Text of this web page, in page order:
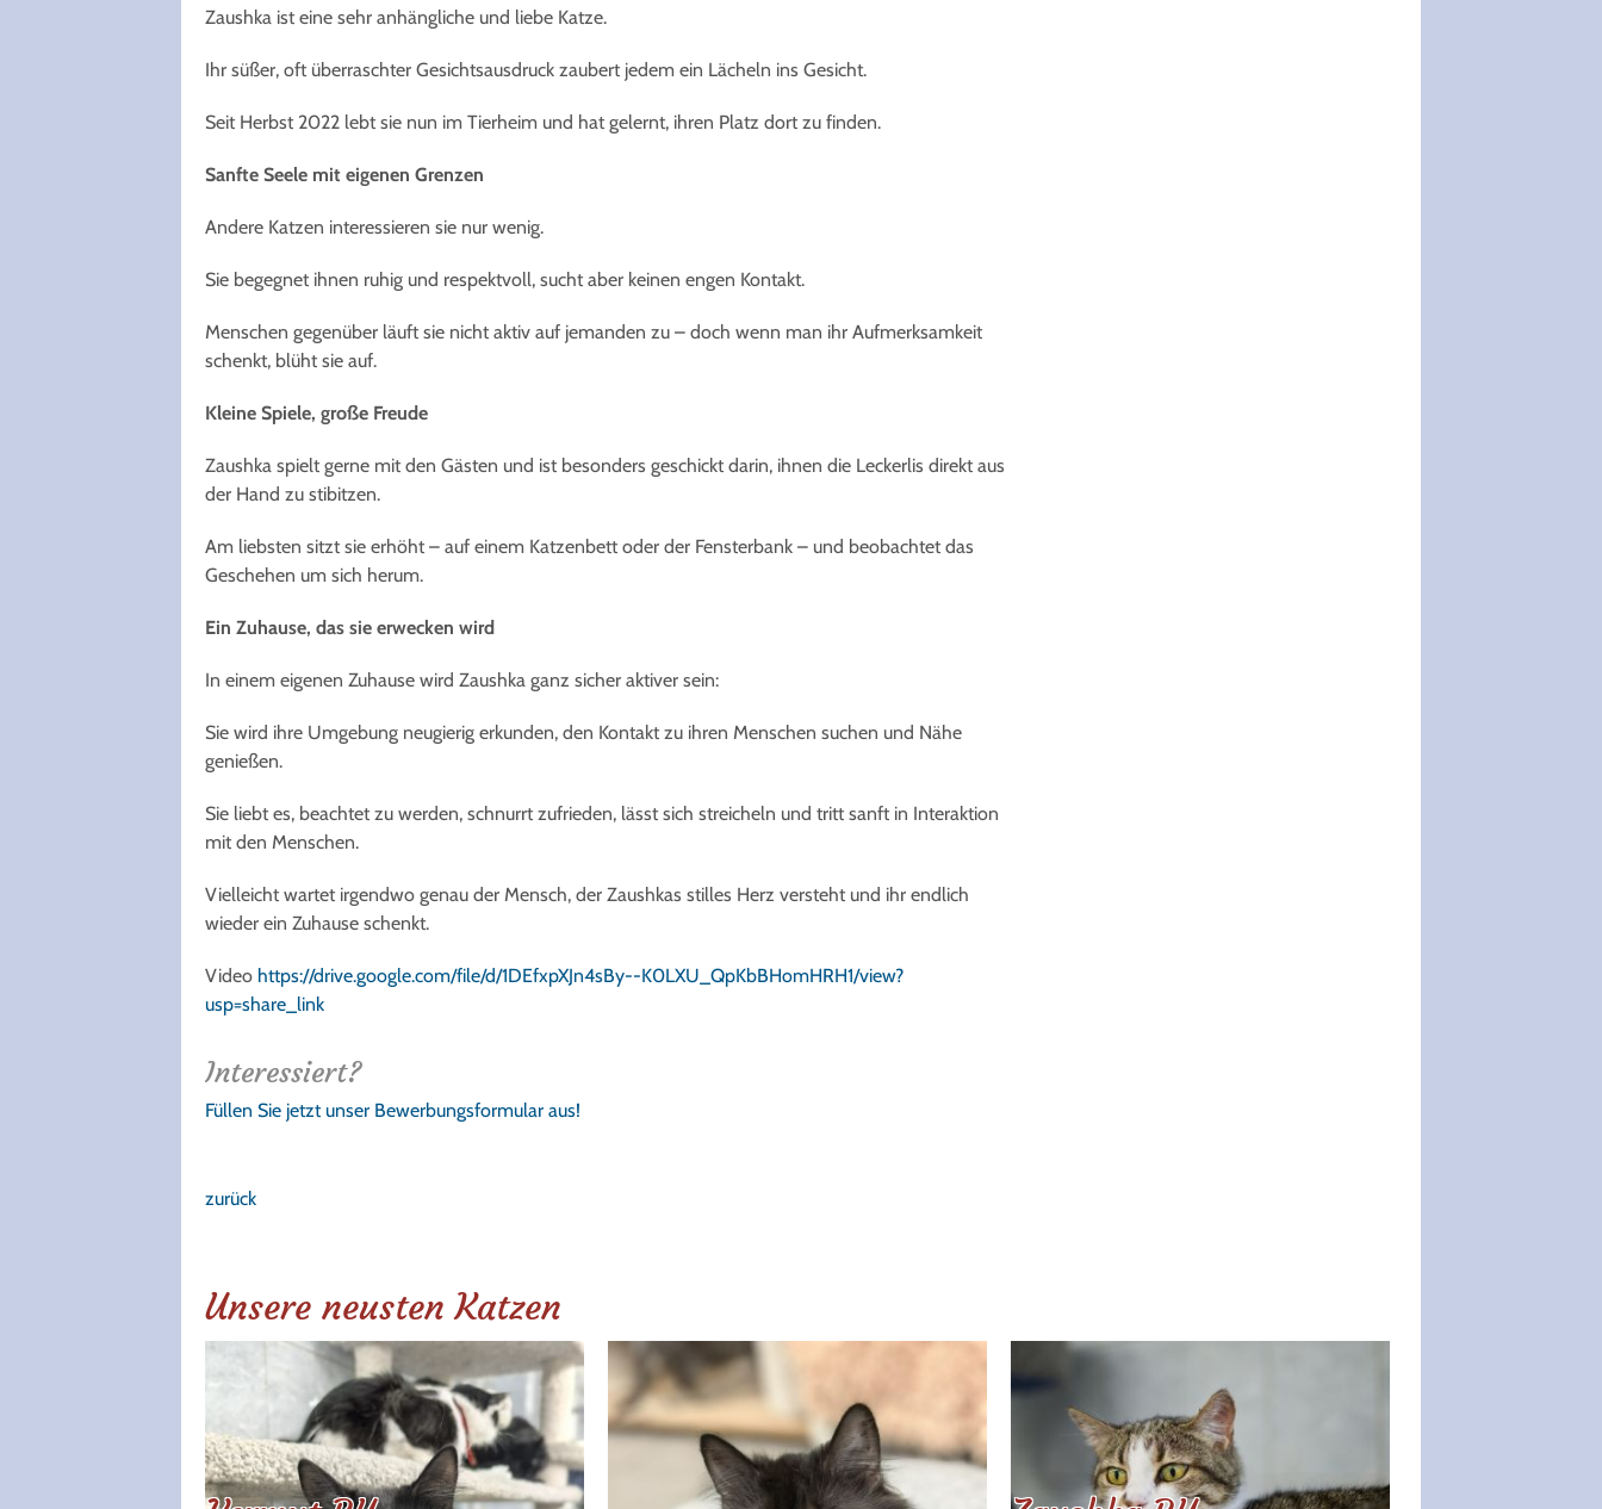
Zaushka ist eine sehr anhängliche und liebe Katze.
Ihr süßer, oft überraschter Gesichtsausdruck zaubert jedem ein Lächeln ins Gesicht.
Seit Herbst 2022 lebt sie nun im Tierheim und hat gelernt, ihren Platz dort zu finden.
Sanfte Seele mit eigenen Grenzen
Andere Katzen interessieren sie nur wenig.
Sie begegnet ihnen ruhig und respektvoll, sucht aber keinen engen Kontakt.
Menschen gegenüber läuft sie nicht aktiv auf jemanden zu – doch wenn man ihr Aufmerksamkeit
schenkt, blüht sie auf.
Kleine Spiele, große Freude
Zaushka spielt gerne mit den Gästen und ist besonders geschickt darin, ihnen die Leckerlis direkt aus
der Hand zu stibitzen.
Am liebsten sitzt sie erhöht – auf einem Katzenbett oder der Fensterbank – und beobachtet das
Geschehen um sich herum.
Ein Zuhause, das sie erwecken wird
In einem eigenen Zuhause wird Zaushka ganz sicher aktiver sein:
Sie wird ihre Umgebung neugierig erkunden, den Kontakt zu ihren Menschen suchen und Nähe
genießen.
Sie liebt es, beachtet zu werden, schnurrt zufrieden, lässt sich streicheln und tritt sanft in Interaktion
mit den Menschen.
Vielleicht wartet irgendwo genau der Mensch, der Zaushkas stilles Herz versteht und ihr endlich
wieder ein Zuhause schenkt.
Video https://drive.google.com/file/d/1DEfxpXJn4sBy--K0LXU_QpKbBHomHRH1/view?
usp=share_link
Interessiert?
Füllen Sie jetzt unser Bewerbungsformular aus!
zurück
Unsere neusten Katzen